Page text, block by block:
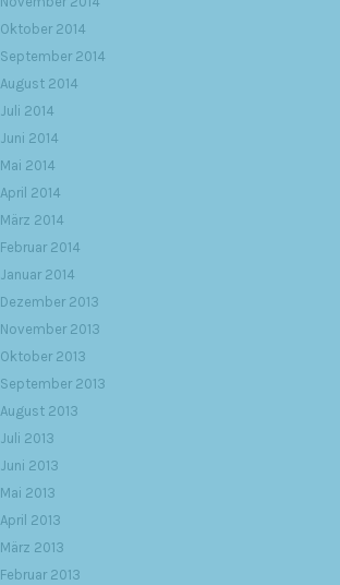
Oktober 2014
September 2014
August 2014
Juli 2014
Juni 2014
Mai 2014
April 2014
März 2014
Februar 2014
Januar 2014
Dezember 2013
November 2013
Oktober 2013
September 2013
August 2013
Juli 2013
Juni 2013
Mai 2013
April 2013
März 2013
Februar 2013